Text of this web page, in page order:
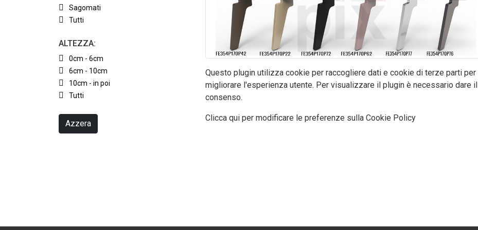
Sagomati
Tutti
ALTEZZA:
0cm - 6cm
6cm - 10cm
10cm - in poi
Tutti
Azzera
Questo plugin utilizza cookie per raccogliere dati e cookie di terze parti per
migliorare l'esperienza utente. Per visualizzare il plugin è necessario dare il
consenso.
Clicca qui per modificare le preferenze sulla Cookie Policy